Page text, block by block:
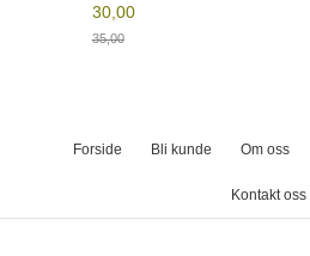
30,00
35,00
Forside Bli kunde Om oss
Kontakt oss